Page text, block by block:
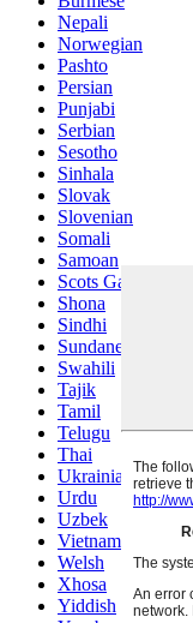
Nepali
Norwegian
Pashto
Persian
Punjabi
Serbian
Sesotho
Sinhala
Slovak
Slovenian
Somali
Samoan
Scots Gaelic
Shona
Sindhi
Sundanese
Swahili
Tajik
Tamil
Telugu
Thai
Ukrainian
Urdu
Uzbek
Vietnamese
Welsh
Xhosa
Yiddish